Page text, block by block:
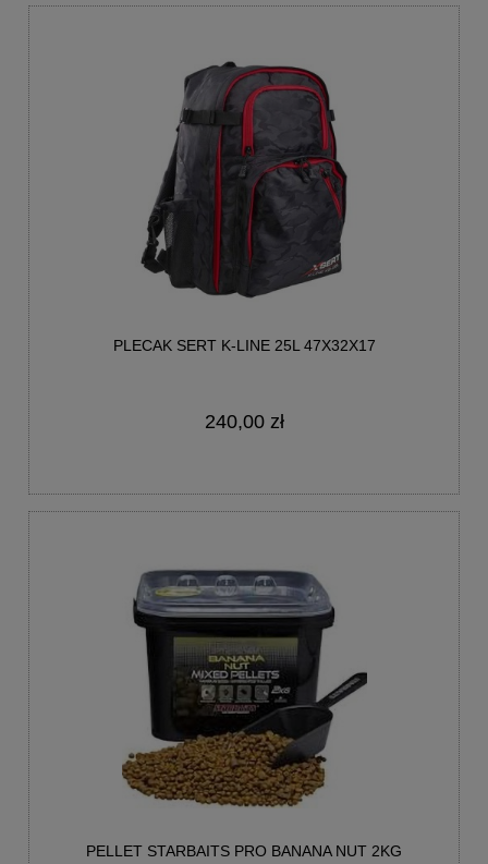
PLECAK SERT K-LINE 25L 47X32X17
240,00 zł
PELLET STARBAITS PRO BANANA NUT 2KG